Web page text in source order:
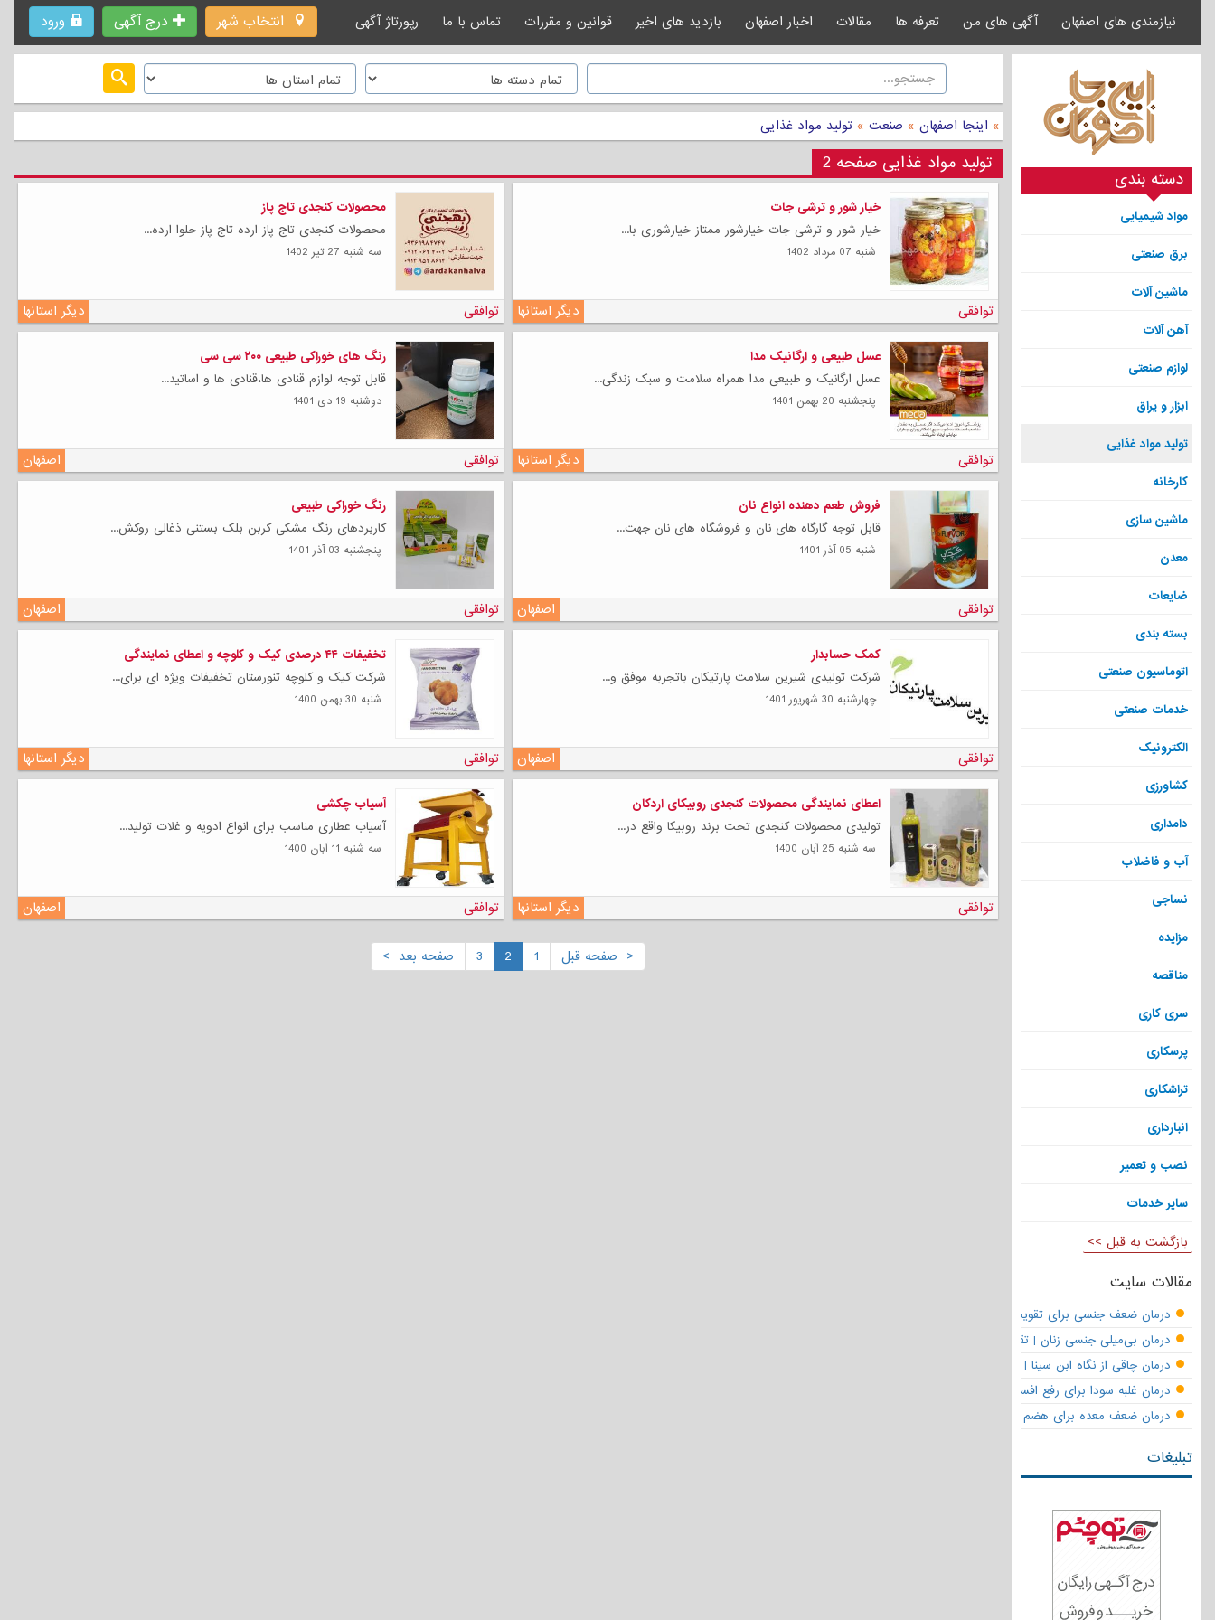
انتخاب شهر درج آگهی ورود نیازمندی های اصفهان آگهی های من تعرفه ها مقالات اخبار اصفهان بازدید های اخیر قوانین و مقررات تماس با ما رپورتاژ آگهی
دسته بندی
مواد شیمیایی
برق صنعتی
ماشین آلات
آهن آلات
لوازم صنعتی
ابزار و یراق
تولید مواد غذایی
کارخانه
ماشین سازی
معدن
ضایعات
بسته بندی
اتوماسیون صنعتی
خدمات صنعتی
الکترونیک
کشاورزی
دامداری
آب و فاضلاب
نساجی
مزایده
مناقصه
سری کاری
پرسکاری
تراشکاری
انبارداری
نصب و تعمیر
سایر خدمات
بازگشت به قبل >>
مقالات سایت
درمان ضعف جنسی برای تقویت قوای مردانه | تقویت نعوظ و رفع زودانزالی
درمان بی‌میلی جنسی زنان | تقویت قوای جنسی و بازگشت لذت
درمان چاقی از نگاه ابن سینا | نسخه حکما برای کاهش وزن طبیعی
درمان غلبه سودا برای رفع افسردگی
درمان ضعف معده برای هضم قوی
تبلیغات
» اینجا اصفهان » صنعت » تولید مواد غذایی
تولید مواد غذایی صفحه 2
خیار شور و ترشی جات
خیار شور و ترشی جات خیارشور ممتاز خیارشوری با...
شنبه 07 مرداد 1402
دیگر استانها توافقی
محصولات کنجدی تاج پاز
محصولات کنجدی تاج پاز ارده تاج پاز حلوا ارده...
سه شنبه 27 تیر 1402
دیگر استانها توافقی
عسل طبیعی و ارگانیک مدا
عسل ارگانیک و طبیعی مدا همراه سلامت و سبک زندگی...
پنجشنبه 20 بهمن 1401
دیگر استانها توافقی
رنگ های خوراکی طبیعی ۲۰۰ سی سی
قابل توجه لوازم قنادی ها،قنادی ها و اساتید...
دوشنبه 19 دی 1401
اصفهان توافقی
فروش طعم دهنده انواع نان
قابل توجه گارگاه های نان و فروشگاه های نان جهت...
شنبه 05 آذر 1401
اصفهان توافقی
رنگ خوراکی طبیعی
کاربردهای رنگ مشکی کربن بلک بستنی ذغالی روکش...
پنجشنبه 03 آذر 1401
اصفهان توافقی
کمک حسابدار
شرکت تولیدی شیرین سلامت پارتیکان باتجربه موفق و...
چهارشنبه 30 شهریور 1401
اصفهان توافقی
تخفیفات ۴۴ درصدی کیک و کلوچه و اعطای نمایندگی
شرکت کیک و کلوچه تنورستان تخفیفات ویژه ای برای...
شنبه 30 بهمن 1400
دیگر استانها توافقی
اعطای نمایندگی محصولات کنجدی روبیکای اردکان
تولیدی محصولات کنجدی تحت برند روبیکا واقع در...
سه شنبه 25 آبان 1400
دیگر استانها توافقی
آسیاب چکشی
آسیاب عطاری مناسب برای انواع ادویه و غلات تولید...
سه شنبه 11 آبان 1400
اصفهان توافقی
< صفحه قبل 1
2
3 صفحه بعد >